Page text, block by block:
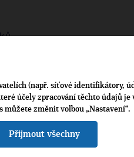
(např. síťové identifikátory,
účely zpracování těchto údajů je
změnit volbou „Nastavení“.
Přijmout všechny